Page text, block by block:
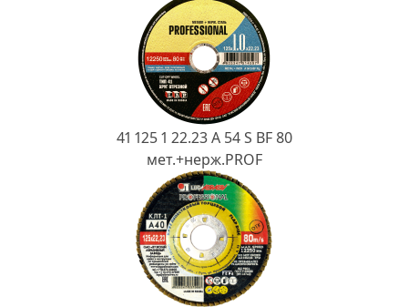
41 125 1 22.23 A 54 S BF 80
мет.+нерж.PROF